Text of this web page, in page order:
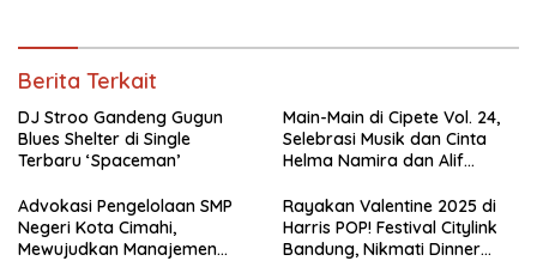
Berita Terkait
DJ Stroo Gandeng Gugun
Blues Shelter di Single
Terbaru ‘Spaceman’
Main-Main di Cipete Vol. 24,
Selebrasi Musik dan Cinta
Helma Namira dan Alif
Advokasi Pengelolaan SMP
Negeri Kota Cimahi,
Mewujudkan Manajemen
Rayakan Valentine 2025 di
Harris POP! Festival Citylink
Bandung, Nikmati Dinner